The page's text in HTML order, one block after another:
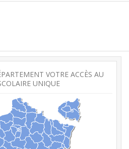
VOTRE ACCÈS AU
UNIQUE